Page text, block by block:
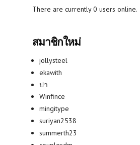
There are currently 0 users online.
สมาชิกใหม่
jollysteel
ekawith
ปา
Winfince
mingitype
suriyan2538
summerth23